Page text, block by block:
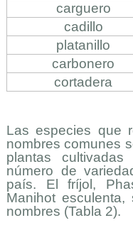
carguero
cadillo
platanillo
carbonero
cortadera
Las especies que
nombres comunes
plantas
número de
país. El fríjol,
Manihot esculenta,
nombres (Tabla 2).